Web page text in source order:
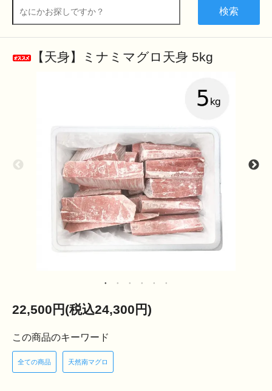
検索
【天身】ミナミマグロ天身 5kg
22,500円(税込24,300円)
この商品のキーワード
全ての商品 天然南マグロ